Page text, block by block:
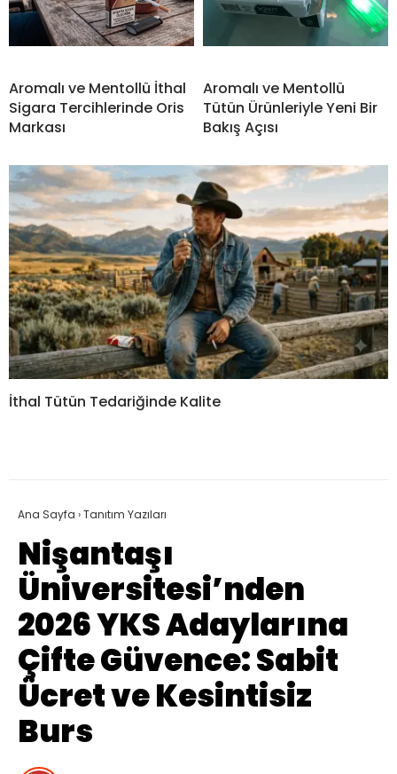
Aromalı ve Mentollü İthal
Sigara Tercihlerinde Oris
Markası
Aromalı ve Mentollü
Tütün Ürünleriyle Yeni Bir
Bakış Açısı
İthal Tütün Tedariğinde Kalite
Ana Sayfa ›Tanıtım Yazıları
Nişantaşı
Üniversitesi’nden
2026 YKS Adaylarına
Çifte Güvence: Sabit
Ücret ve Kesintisiz
Burs